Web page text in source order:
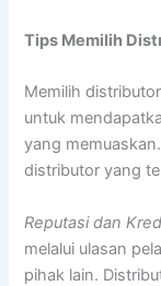
Tips Memilih
Memilih
untuk
yang
distributor yang
Reputasi dan
melalui ulasan
pihak lain.